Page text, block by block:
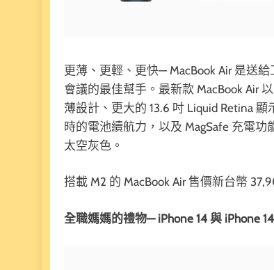
更薄、更輕、更快— MacBook Air 是送
會議的最佳幫手。最新款 MacBook Air
薄設計、更大的 13.6 吋 Liquid Retina
時的電池續航力，以及 MagSafe 充電
太空灰色。
搭載 M2 的 MacBook Air 售價新台幣
全職媽媽的禮物— iPhone 14 與 iPhone